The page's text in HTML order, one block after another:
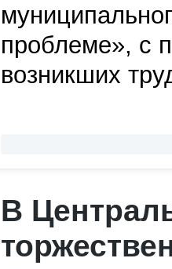
проблеме», с
возникших
В